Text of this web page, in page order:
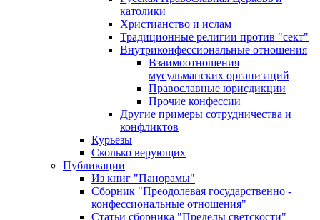
католики
Христианство и ислам
Традиционные религии против "сект"
Внутриконфессиональные отношения
Взаимоотношения
мусульманских организаций
Православные юрисдикции
Прочие конфессии
Другие примеры сотрудничества и
конфликтов
Курьезы
Сколько верующих
Публикации
Из книг "Панорамы"
Сборник "Преодолевая государственно -
конфессиональные отношения"
Статьи сборника "Пределы светскости"